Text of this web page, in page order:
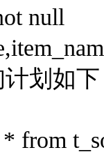
null
划如
from